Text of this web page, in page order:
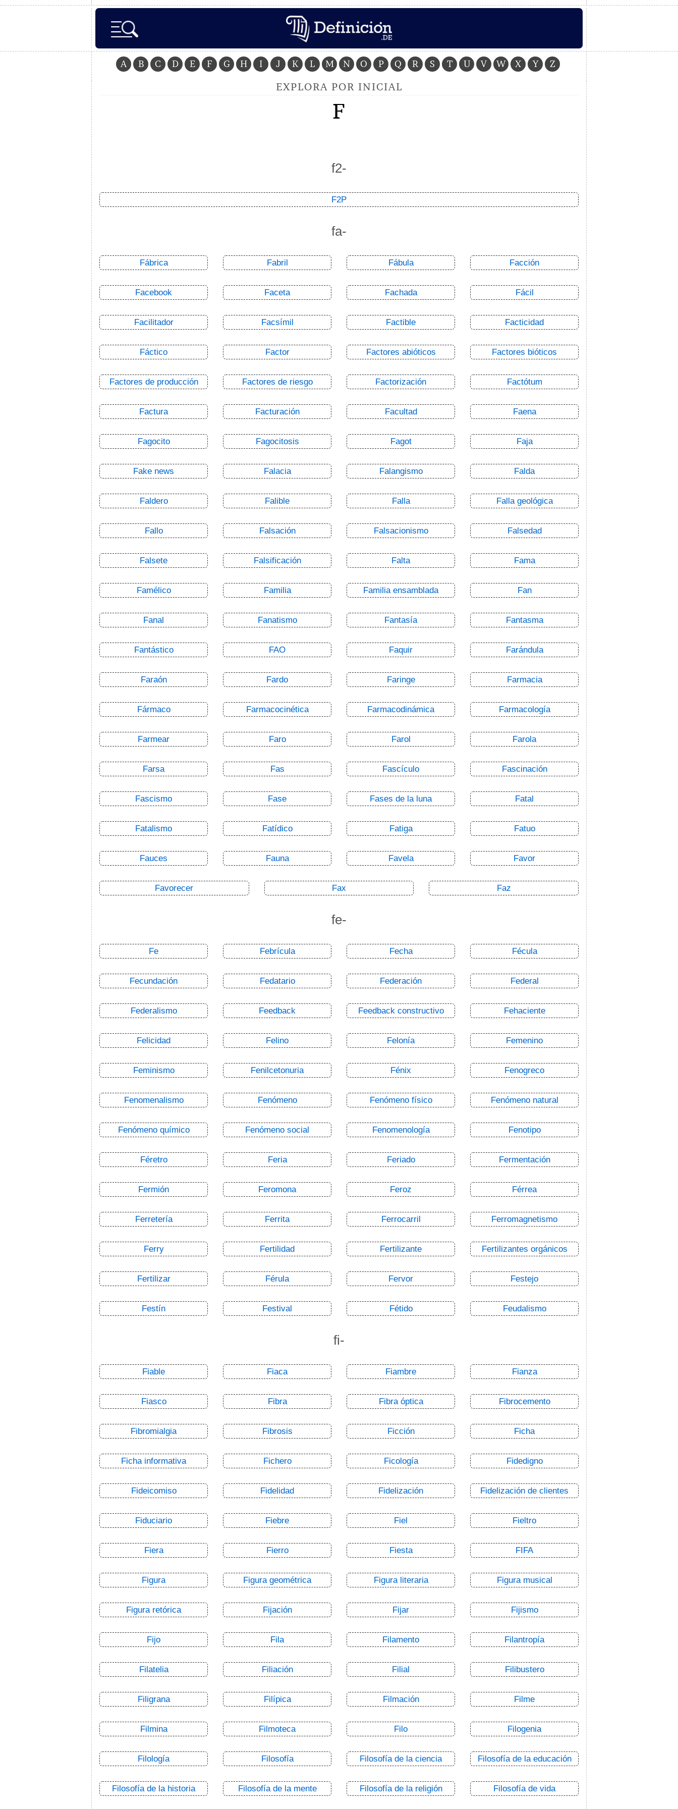
A B C D E F G H I J K L M N O P Q R S T U V W X Y Z
EXPLORA POR INICIAL
F
f2-
F2P
fa-
Fábrica Fabril Fábula Facción
Facebook Faceta Fachada Fácil
Facilitador Facsímil Factible Facticidad
Fáctico Factor Factores abióticos Factores bióticos
Factores de producción Factores de riesgo Factorización Factótum
Factura Facturación Facultad Faena
Fagocito Fagocitosis Fagot Faja
Fake news Falacia Falangismo Falda
Faldero Falible Falla Falla geológica
Fallo Falsación Falsacionismo Falsedad
Falsete Falsificación Falta Fama
Famélico Familia Familia ensamblada Fan
Fanal Fanatismo Fantasía Fantasma
Fantástico FAO Faquir Farándula
Faraón Fardo Faringe Farmacia
Fármaco Farmacocinética Farmacodinámica Farmacología
Farmear Faro Farol Farola
Farsa Fas Fascículo Fascinación
Fascismo Fase Fases de la luna Fatal
Fatalismo Fatídico Fatiga Fatuo
Fauces Fauna Favela Favor
Favorecer Fax Faz
fe-
Fe Febrícula Fecha Fécula
Fecundación Fedatario Federación Federal
Federalismo Feedback Feedback constructivo Fehaciente
Felicidad Felino Felonía Femenino
Feminismo Fenilcetonuria Fénix Fenogreco
Fenomenalismo Fenómeno Fenómeno físico Fenómeno natural
Fenómeno químico Fenómeno social Fenomenología Fenotipo
Féretro Feria Feriado Fermentación
Fermión Feromona Feroz Férrea
Ferretería Ferrita Ferrocarril Ferromagnetismo
Ferry Fertilidad Fertilizante Fertilizantes orgánicos
Fertilizar Férula Fervor Festejo
Festín Festival Fétido Feudalismo
fi-
Fiable Fiaca Fiambre Fianza
Fiasco Fibra Fibra óptica Fibrocemento
Fibromialgia Fibrosis Ficción Ficha
Ficha informativa Fichero Ficología Fidedigno
Fideicomiso Fidelidad Fidelización Fidelización de clientes
Fiduciario Fiebre Fiel Fieltro
Fiera Fierro Fiesta FIFA
Figura Figura geométrica Figura literaria Figura musical
Figura retórica Fijación Fijar Fijismo
Fijo Fila Filamento Filantropía
Filatelia Filiación Filial Filibustero
Filigrana Filípica Filmación Filme
Filmina Filmoteca Filo Filogenia
Filología Filosofía Filosofía de la ciencia Filosofía de la educación
Filosofía de la historia Filosofía de la mente Filosofía de la religión Filosofía de vida